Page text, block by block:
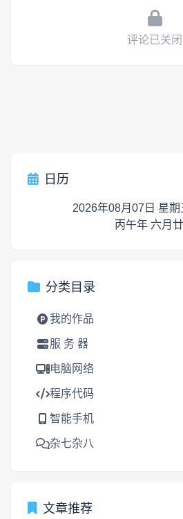
评论已关闭
日历
2026年08月07日 星
丙午年 六月
分类目录
我的作品
服 务 器
电脑网络
程序代码
智能手机
杂七杂八
文章推荐